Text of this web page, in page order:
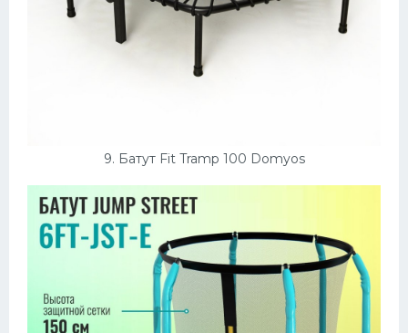
9. Батут Fit Tramp 100 Domyos